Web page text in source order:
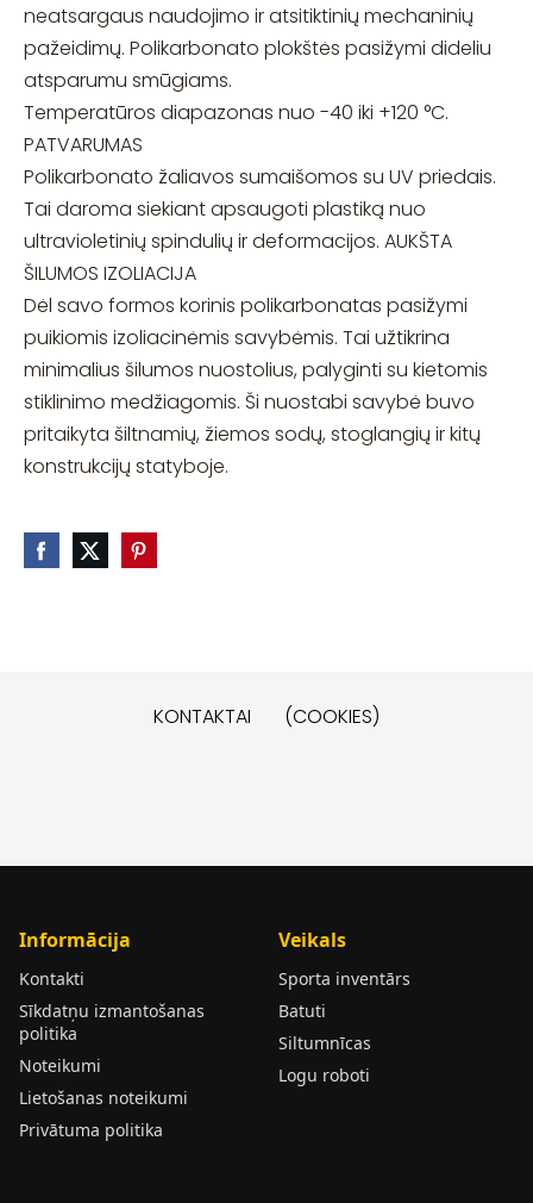
neatsargaus naudojimo ir atsitiktinių mechaninių
pažeidimų. Polikarbonato plokštės pasižymi dideliu
atsparumu smūgiams.
Temperatūros diapazonas nuo -40 iki +120 °C.
PATVARUMAS
Polikarbonato žaliavos sumaišomos su UV priedais.
Tai daroma siekiant apsaugoti plastiką nuo
ultravioletinių spindulių ir deformacijos. AUKŠTA
ŠILUMOS IZOLIACIJA
Dėl savo formos korinis polikarbonatas pasižymi
puikiomis izoliacinėmis savybėmis. Tai užtikrina
minimalius šilumos nuostolius, palyginti su kietomis
stiklinimo medžiagomis. Ši nuostabi savybė buvo
pritaikyta šiltnamių, žiemos sodų, stoglangių ir kitų
konstrukcijų statyboje.
KONTAKTAI (COOKIES)
Informācija
Kontakti
Sīkdatņu izmantošanas
politika
Noteikumi
Lietošanas noteikumi
Privātuma politika
Veikals
Sporta inventārs
Batuti
Siltumnīcas
Logu roboti